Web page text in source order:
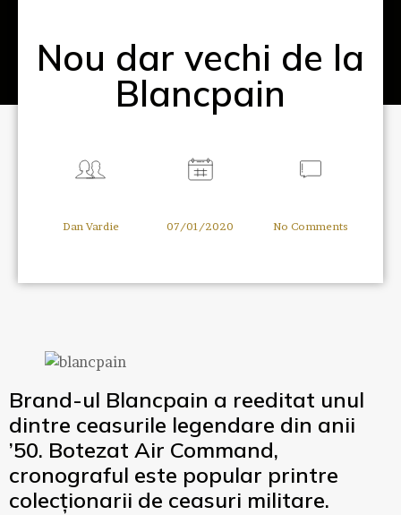
Nou dar vechi de la
Blancpain
Dan Vardie 07/01/2020 No Comments
Brand-ul Blancpain a reeditat unul
dintre ceasurile legendare din anii
’50. Botezat Air Command,
cronograful este popular printre
colecționarii de ceasuri militare.